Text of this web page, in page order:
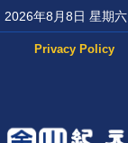
2026年8月8日 星期六
Privacy Policy